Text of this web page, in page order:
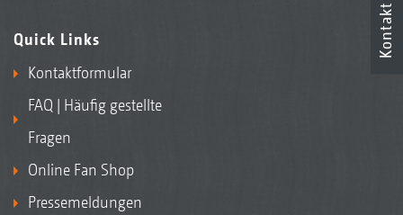
Quick Links
Kontaktformular
FAQ | Häufig gestellte
Fragen
Online Fan Shop
Pressemeldungen
Kontakt